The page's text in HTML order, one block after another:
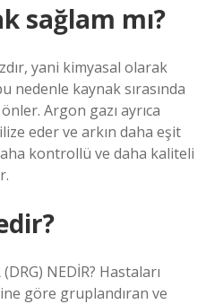
sağlam mı?
yani kimyasal olarak
nedenle kaynak sırasında
Argon gazı ayrıca
eder ve arkın daha eşit
kontrollü ve daha kaliteli
NEDİR? Hastaları
göre gruplandıran ve